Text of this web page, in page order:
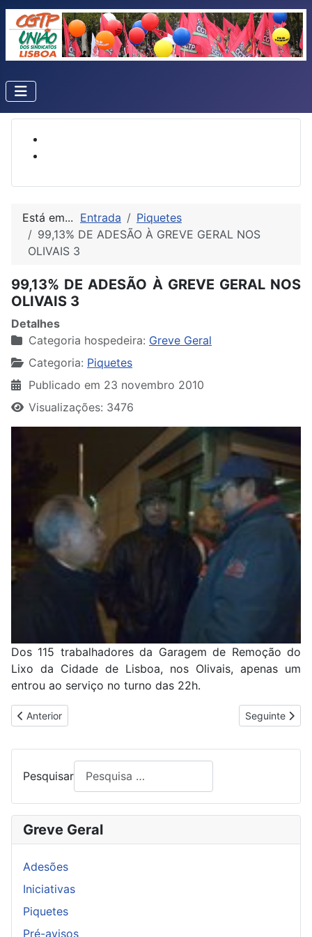
Está em... Entrada
Piquetes
99,13% DE ADESÃO À GREVE GERAL NOS
OLIVAIS 3
99,13% DE ADESÃO À GREVE GERAL NOS
OLIVAIS 3
Detalhes
Categoria hospedeira: Greve Geral
Categoria: Piquetes
Publicado em 23 novembro 2010
Visualizações: 3476
Dos 115 trabalhadores da Garagem de Remoção do
Lixo da Cidade de Lisboa, nos Olivais, apenas um
entrou ao serviço no turno das 22h.
Artigo anterior: 100% NA PORTUCEL EMBALAGEM DE
Anterior Artigo
Seguinte
Pesquisar
Greve Geral
Adesões
Iniciativas
Piquetes
Pré-avisos